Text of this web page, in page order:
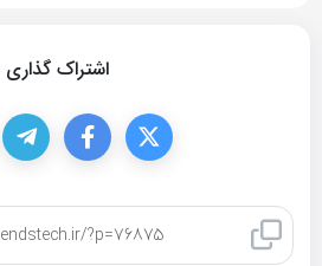
اشتراک گذاری